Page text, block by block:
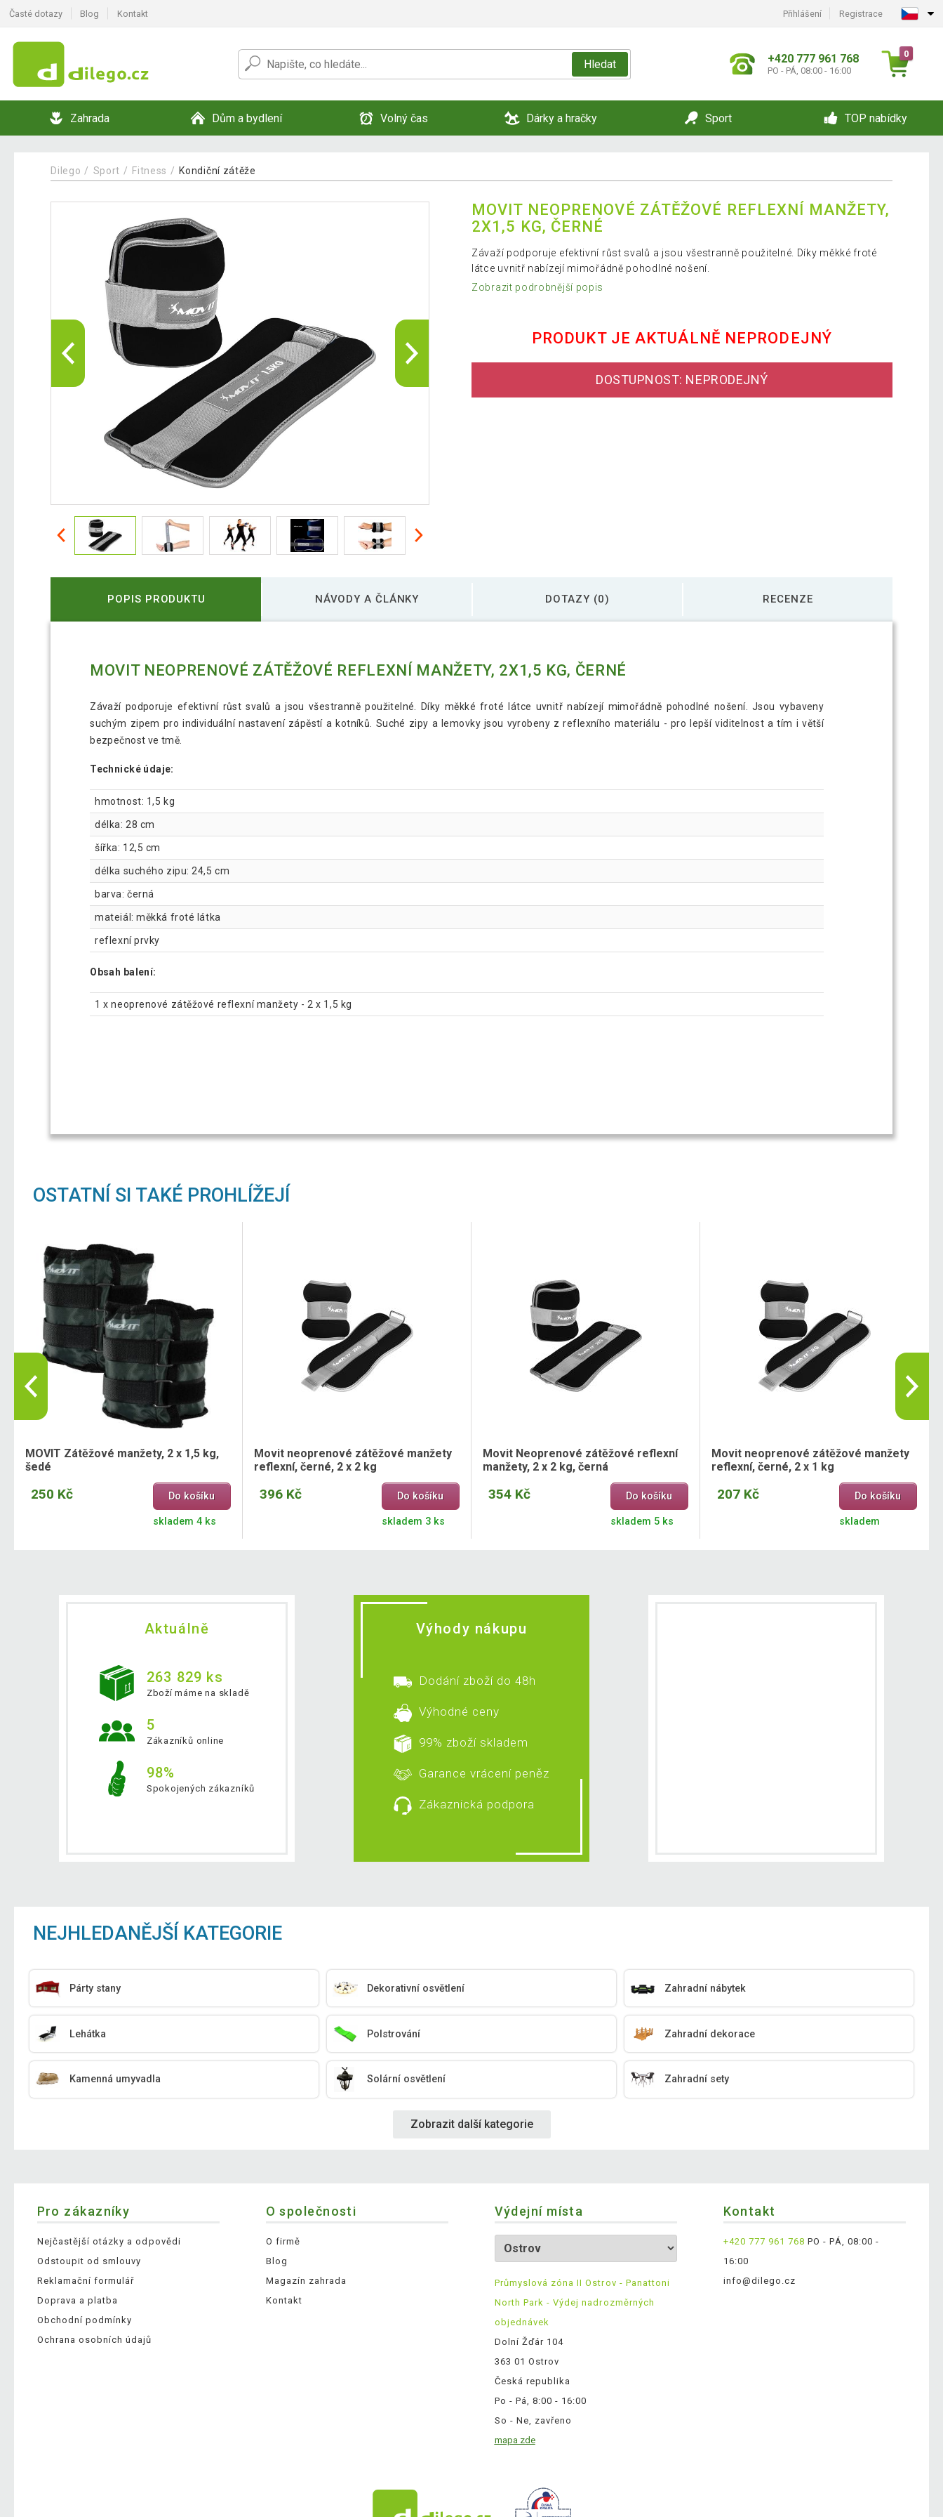
Časté dotazy Blog Kontakt Přihlášení Registrace
Hledat +420 777 961 768
PO - PÁ, 08:00 - 16:00
0
Zahrada Dům a bydlení Volný čas Dárky a hračky Sport TOP nabídky
Dilego Sport Fitness Kondiční zátěže
MOVIT NEOPRENOVÉ ZÁTĚŽOVÉ REFLEXNÍ MANŽETY,
2X1,5 KG, ČERNÉ
Závaží podporuje efektivní růst svalů a jsou všestranně použitelné. Díky měkké froté
látce uvnitř nabízejí mimořádně pohodlné nošení.
Zobrazit podrobnější popis
PRODUKT JE AKTUÁLNĚ NEPRODEJNÝ
DOSTUPNOST: NEPRODEJNÝ
POPIS PRODUKTU NÁVODY A ČLÁNKY DOTAZY (0) RECENZE
MOVIT NEOPRENOVÉ ZÁTĚŽOVÉ REFLEXNÍ MANŽETY, 2X1,5 KG, ČERNÉ
Závaží podporuje efektivní růst svalů a jsou všestranně použitelné. Díky měkké froté látce uvnitř nabízejí mimořádně pohodlné nošení. Jsou vybaveny
suchým zipem pro individuální nastavení zápěstí a kotníků. Suché zipy a lemovky jsou vyrobeny z reflexního materiálu - pro lepší viditelnost a tím i větší
bezpečnost ve tmě.
Technické údaje:
hmotnost: 1,5 kg
délka: 28 cm
šířka: 12,5 cm
délka suchého zipu: 24,5 cm
barva: černá
mateiál: měkká froté látka
reflexní prvky
Obsah balení:
1 x neoprenové zátěžové reflexní manžety - 2 x 1,5 kg
OSTATNÍ SI TAKÉ PROHLÍŽEJÍ
MOVIT Zátěžové manžety, 2 x 1,5 kg,
šedé
250 Kč Do košíku
skladem 4 ks
Movit neoprenové zátěžové manžety
reflexní, černé, 2 x 2 kg
396 Kč Do košíku
skladem 3 ks
Movit Neoprenové zátěžové reflexní
manžety, 2 x 2 kg, černá
354 Kč Do košíku
skladem 5 ks
Movit neoprenové zátěžové manžety
reflexní, černé, 2 x 1 kg
207 Kč Do košíku
skladem
Aktuálně
263 829 ks
Zboží máme na skladě
5
Zákazníků online
98%
Spokojených zákazníků
Výhody nákupu
Dodání zboží do 48h
Výhodné ceny
99% zboží skladem
Garance vrácení peněz
Zákaznická podpora
NEJHLEDANĚJŠÍ KATEGORIE
Párty stany Dekorativní osvětlení Zahradní nábytek
Lehátka Polstrování Zahradní dekorace
Kamenná umyvadla Solární osvětlení Zahradní sety
Zobrazit další kategorie
Pro zákazníky
Nejčastější otázky a odpovědi
Odstoupit od smlouvy
Reklamační formulář
Doprava a platba
Obchodní podmínky
Ochrana osobních údajů
O společnosti
O firmě
Blog
Magazín zahrada
Kontakt
Výdejní místa
Průmyslová zóna II Ostrov - Panattoni
North Park - Výdej nadrozměrných
objednávek
Dolní Žďár 104
363 01 Ostrov
Česká republika
Po - Pá, 8:00 - 16:00
So - Ne, zavřeno
mapa zde
Kontakt
+420 777 961 768 PO - PÁ, 08:00 -
16:00
info@dilego.cz